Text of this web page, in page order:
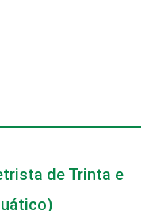
de Trinta e